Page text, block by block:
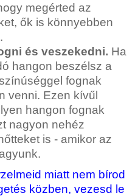
megérted az
ők is könnyebben
és veszekedni. Ha
hangon beszélsz a
fognak
venni. Ezen kívűl
hangon fognak
nagyon nehéz
is - amikor az
miatt nem bírod
közben, vezesd le